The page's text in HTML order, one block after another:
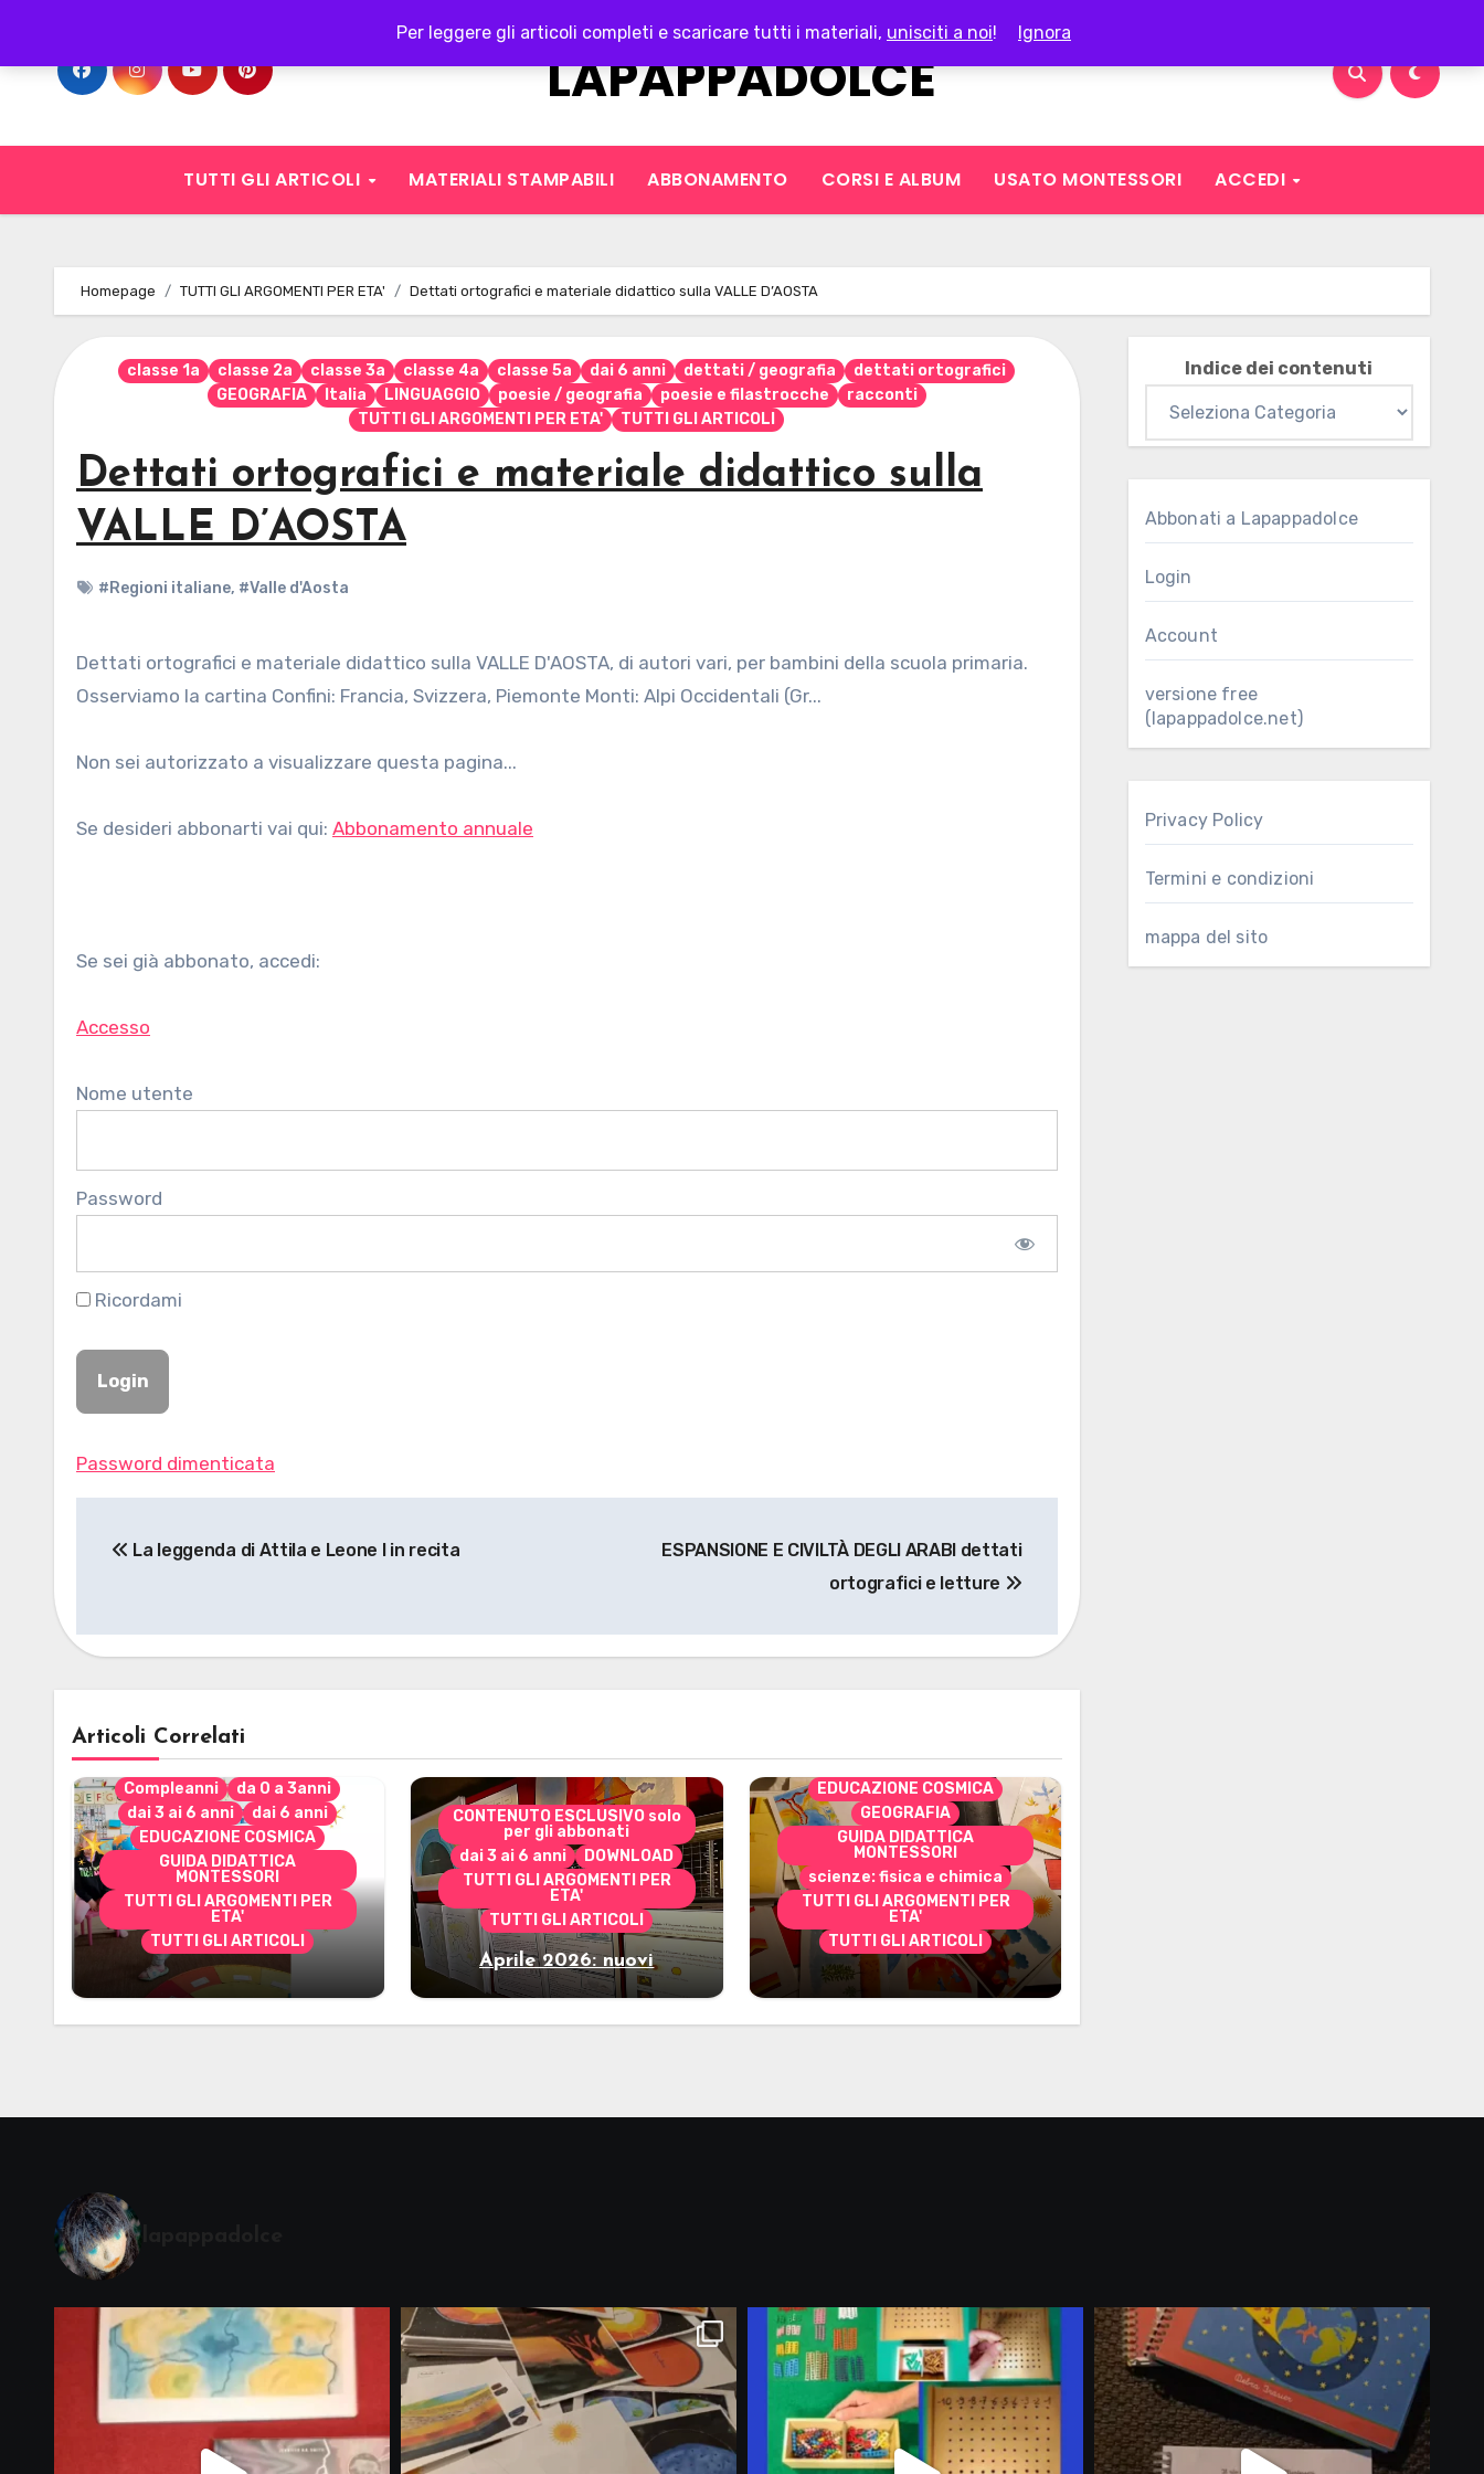
Per leggere gli articoli completi e scaricare tutti i materiali, unisciti a noi! Ignora
content
LAPAPPADOLCE
TUTTI GLI ARTICOLI MATERIALI STAMPABILI ABBONAMENTO CORSI E ALBUM USATO MONTESSORI ACCEDI
Homepage TUTTI GLI ARGOMENTI PER ETA' Dettati ortografici e materiale didattico sulla VALLE D’AOSTA
classe 1a classe 2a classe 3a classe 4a classe 5a dai 6 anni dettati / geografia
dettati ortografici
GEOGRAFIA
Italia LINGUAGGIO poesie / geografia poesie e filastrocche
racconti
TUTTI GLI ARGOMENTI PER ETA'
TUTTI GLI ARTICOLI
Dettati ortografici e materiale didattico sulla
VALLE D’AOSTA
#Regioni italiane, #Valle d'Aosta
Dettati ortografici e materiale didattico sulla VALLE D'AOSTA, di autori vari, per bambini della scuola primaria.
Osserviamo la cartina Confini: Francia, Svizzera, Piemonte Monti: Alpi Occidentali (Gr...
Non sei autorizzato a visualizzare questa pagina...
Se desideri abbonarti vai qui: Abbonamento annuale
Se sei già abbonato, accedi:
Accesso
Nome utente
Password
Ricordami
Password dimenticata
articoli
La leggenda di Attila e Leone I in recita
ESPANSIONE E CIVILTÀ DEGLI ARABI dettati
ortografici e letture
Articoli Correlati
Compleanni
da 0 a 3anni
dai 3 ai 6 anni
dai 6 anni
EDUCAZIONE COSMICA
GUIDA DIDATTICA
MONTESSORI
TUTTI GLI ARGOMENTI PER
ETA'
TUTTI GLI ARTICOLI
Alcuni materiali per
accompagnare la
Cerimonia del Sole
CONTENUTO ESCLUSIVO solo
per gli abbonati
dai 3 ai 6 anni
DOWNLOAD
TUTTI GLI ARGOMENTI PER
ETA'
TUTTI GLI ARTICOLI
Aprile 2026: nuovi
materiali stampabili per
CONTENUTO ESCLUSIVO solo
DOWNLOAD
EDUCAZIONE COSMICA
GEOGRAFIA
GUIDA DIDATTICA
MONTESSORI
scienze: fisica e chimica
TUTTI GLI ARGOMENTI PER
ETA'
TUTTI GLI ARTICOLI
Marzo 2026: nuovi
materiali stampabili per
gli abbonati
Indice dei contenuti
Abbonati a Lapappadolce
Login
Account
versione free
(lapappadolce.net)
Privacy Policy
Termini e condizioni
mappa del sito